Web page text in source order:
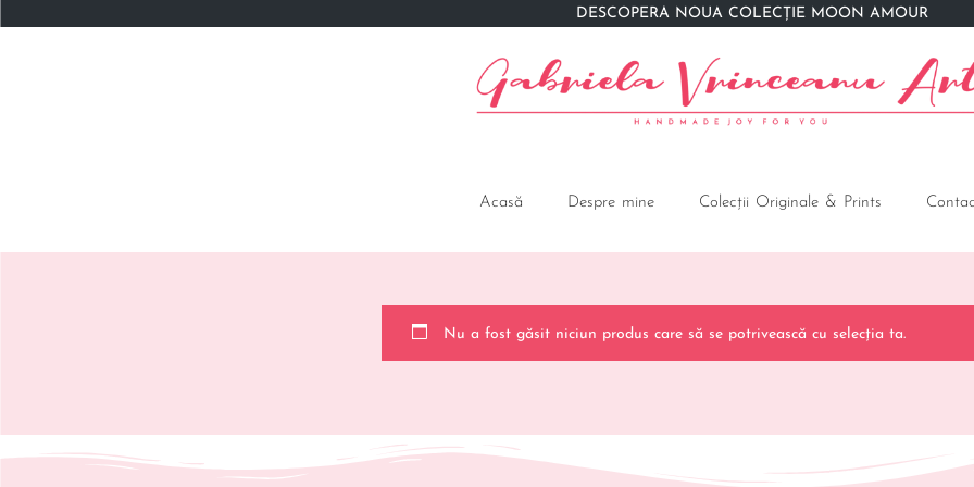
DESCOPERĂ NOUA COLECȚIE MOON AMOUR
Acasă Despre mine Colecții Originale & Prints
Nu a fost găsit niciun produs care să se potrivească cu selecția ta.